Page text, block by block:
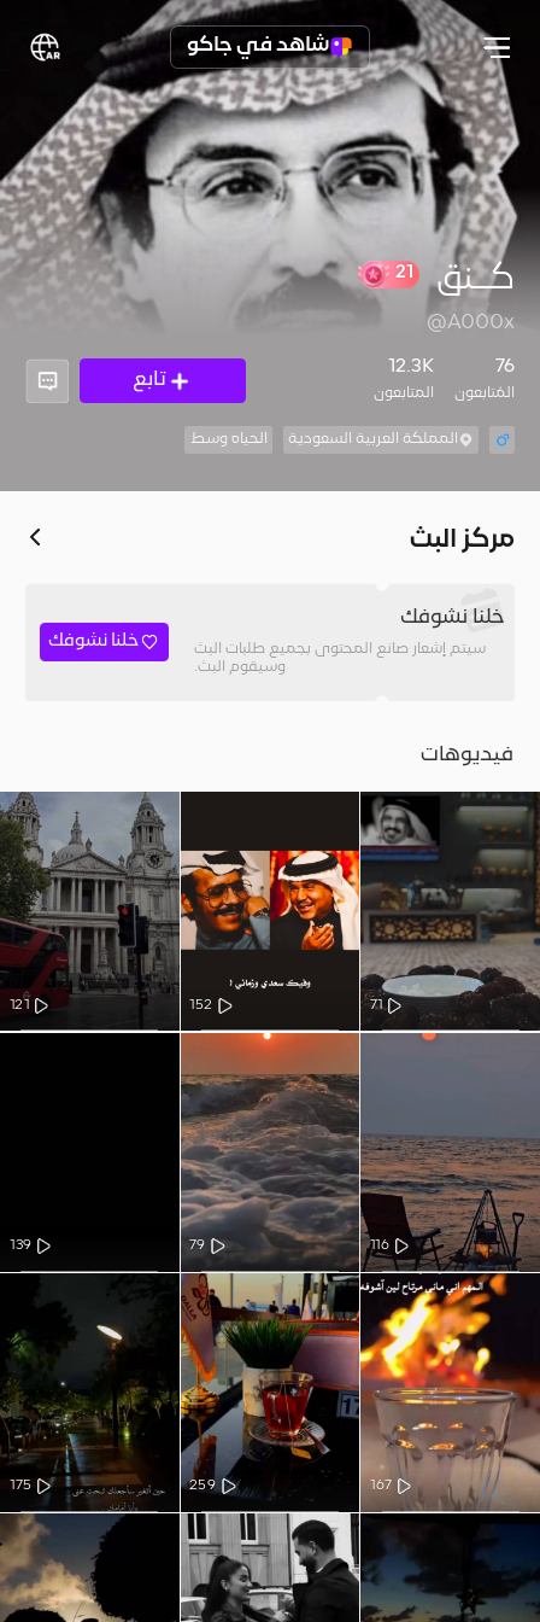
شاهد في جاكو
كــنق
21
@A000x
76
المُتابعون
12.3K
المتابعون
تابع
المملكة العربية السعودية الحياه وسط
مركز البث
خلنا نشوفك
سيتم إشعار صانع المحتوى بجميع طلبات البث
وسيقوم البث.
خلنا نشوفك
فيديوهات
71
152
121
116
79
139
167
259
175